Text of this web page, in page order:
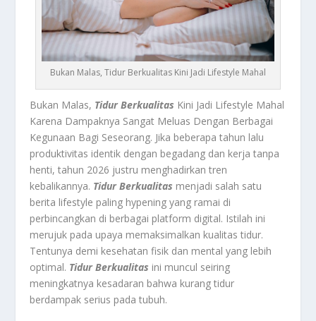
Bukan Malas, Tidur Berkualitas Kini Jadi Lifestyle Mahal
Bukan Malas, Tidur Berkualitas Kini Jadi Lifestyle Mahal
Karena Dampaknya Sangat Meluas Dengan Berbagai
Kegunaan Bagi Seseorang. Jika beberapa tahun lalu
produktivitas identik dengan begadang dan kerja tanpa
henti, tahun 2026 justru menghadirkan tren
kebalikannya. Tidur Berkualitas menjadi salah satu
berita lifestyle paling hypening yang ramai di
perbincangkan di berbagai platform digital. Istilah ini
merujuk pada upaya memaksimalkan kualitas tidur.
Tentunya demi kesehatan fisik dan mental yang lebih
optimal. Tidur Berkualitas ini muncul seiring
meningkatnya kesadaran bahwa kurang tidur
berdampak serius pada tubuh.